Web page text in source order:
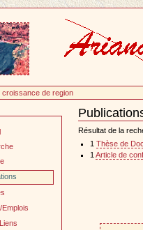
croissance de region
Emplois
Document
Actions
Résultat de la
1 Thèse de
1 Article de